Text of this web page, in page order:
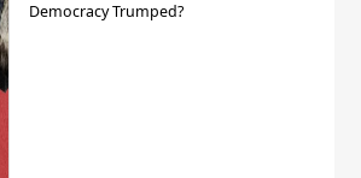
Democracy Trumped?